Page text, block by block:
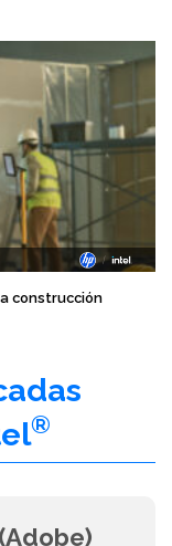
construcción
®
(Adobe)